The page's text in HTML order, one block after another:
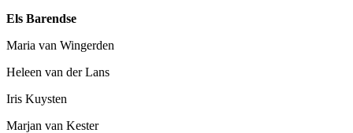
Els Barendse
Maria van Wingerden
Heleen van der Lans
Iris Kuysten
Marjan van Kester